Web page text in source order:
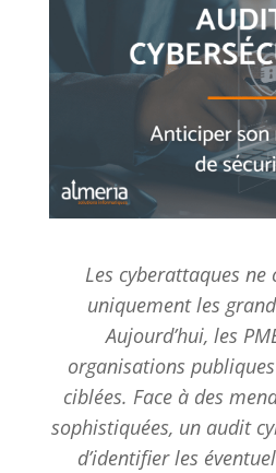
Les cyberattaques ne
uniquement les
Aujourd’hui, les
organisations
ciblées. Face à des
sophistiquées, un audit
d’identifier les